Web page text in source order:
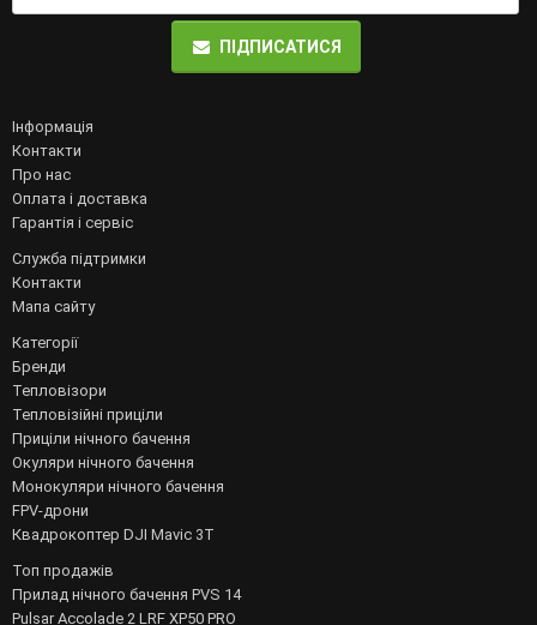
ПІДПИСАТИСЯ
Інформація
Контакти
Про нас
Оплата і доставка
Гарантія і сервіс
Служба підтримки
Контакти
Мапа сайту
Категорії
Бренди
Тепловізори
Тепловізійні приціли
Приціли нічного бачення
Окуляри нічного бачення
Монокуляри нічного бачення
FPV-дрони
Квадрокоптер DJI Mavic 3T
Топ продажів
Прилад нічного бачення PVS 14
Pulsar Accolade 2 LRF XP50 PRO